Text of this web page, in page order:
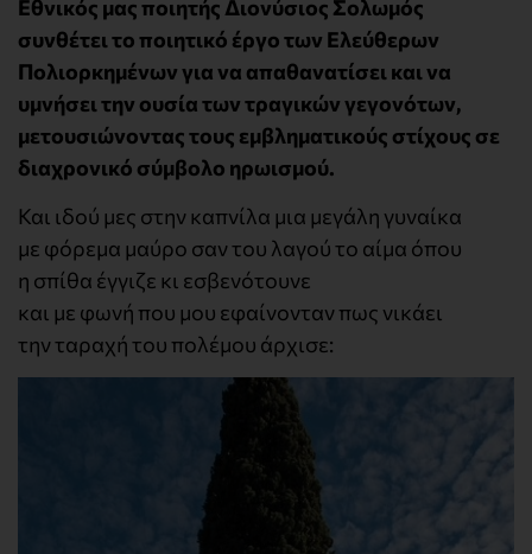
Εθνικός μας ποιητής Διονύσιος Σολωμός
συνθέτει το ποιητικό έργο των Ελεύθερων
Πολιορκημένων για να απαθανατίσει και να
υμνήσει την ουσία των τραγικών γεγονότων,
μετουσιώνοντας τους εμβληματικούς στίχους σε
διαχρονικό σύμβολο ηρωισμού.
Και ιδού μες στην καπνίλα μια μεγάλη γυναίκα
με φόρεμα μαύρο σαν του λαγού το αίμα όπου
η σπίθα έγγιζε κι εσβενότουνε
και με φωνή που μου εφαίνονταν πως νικάει
την ταραχή του πολέμου άρχισε: